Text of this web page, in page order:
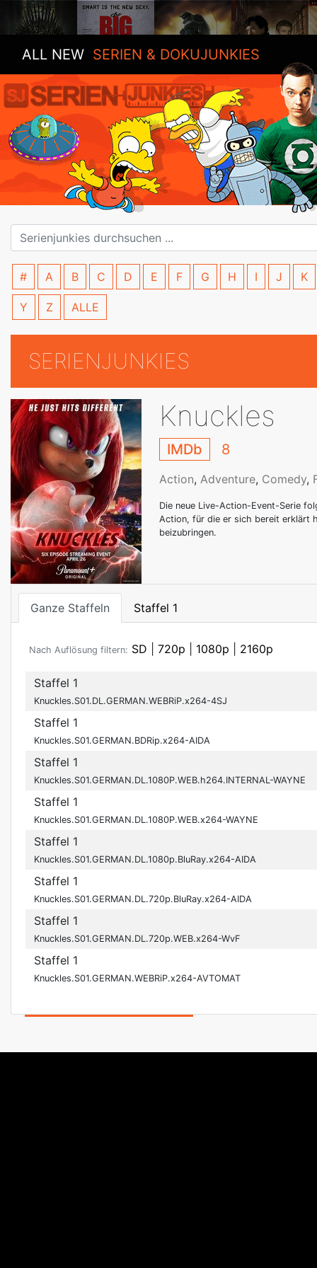
ALL NEW SERIEN & DOKUJUNKIES
# A B C D E F G H I J K
Y Z ALLE
SERIENJUNKIES
Knuckles
IMDb 8
Action, Adventure, Comedy,
Die neue Live-Action-Event-Serie
Action, für die er sich bereit erklärt
beizubringen.
Ganze Staffeln Staffel 1
Nach Auflösung filtern: SD 720p 1080p 2160p
Staffel 1
Knuckles.S01.DL.GERMAN.WEBRiP.x264-4SJ
Staffel 1
Knuckles.S01.GERMAN.BDRip.x264-AIDA
Staffel 1
Knuckles.S01.GERMAN.DL.1080P.WEB.h264.INTERNAL-WAYNE
Staffel 1
Knuckles.S01.GERMAN.DL.1080P.WEB.x264-WAYNE
Staffel 1
Knuckles.S01.GERMAN.DL.1080p.BluRay.x264-AIDA
Staffel 1
Knuckles.S01.GERMAN.DL.720p.BluRay.x264-AIDA
Staffel 1
Knuckles.S01.GERMAN.DL.720p.WEB.x264-WvF
Staffel 1
Knuckles.S01.GERMAN.WEBRiP.x264-AVTOMAT